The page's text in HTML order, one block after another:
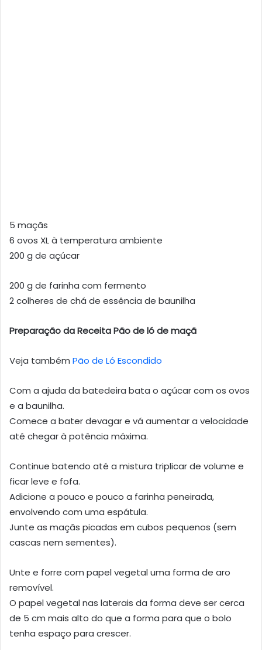
5 maçãs
6 ovos XL à temperatura ambiente
200 g de açúcar
200 g de farinha com fermento
2 colheres de chá de essência de baunilha
Preparação da Receita Pão de ló de maçã
Veja também Pão de Ló Escondido
Com a ajuda da batedeira bata o açúcar com os ovos
e a baunilha.
Comece a bater devagar e vá aumentar a velocidade
até chegar à potência máxima.
Continue batendo até a mistura triplicar de volume e
ficar leve e fofa.
Adicione a pouco e pouco a farinha peneirada,
envolvendo com uma espátula.
Junte as maçãs picadas em cubos pequenos (sem
cascas nem sementes).
Unte e forre com papel vegetal uma forma de aro
removível.
O papel vegetal nas laterais da forma deve ser cerca
de 5 cm mais alto do que a forma para que o bolo
tenha espaço para crescer.